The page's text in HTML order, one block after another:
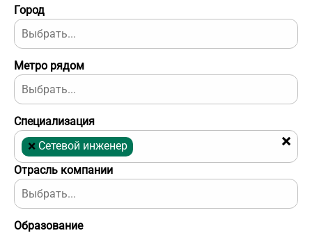
Отрасль компании
Город
Образование
Метро рядом
Специализация
×
× Сетевой инженер